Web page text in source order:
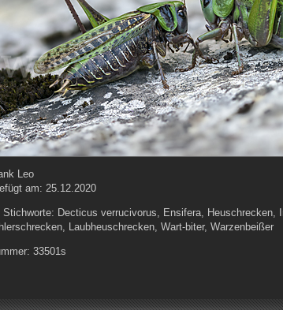
Leo
am:25.12.2020
Stichworte: Decticus verrucivorus, Ensifera, Heuschrecken,
Laubheuschrecken, Wart-biter, Warzenbeißer
33501s